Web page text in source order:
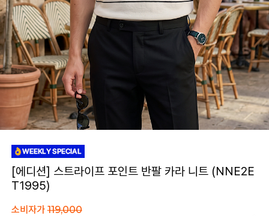
[에디션] 스트라이프 포인트 반팔 카라 니트 (NNE2E
T1995)
소비자가119,000